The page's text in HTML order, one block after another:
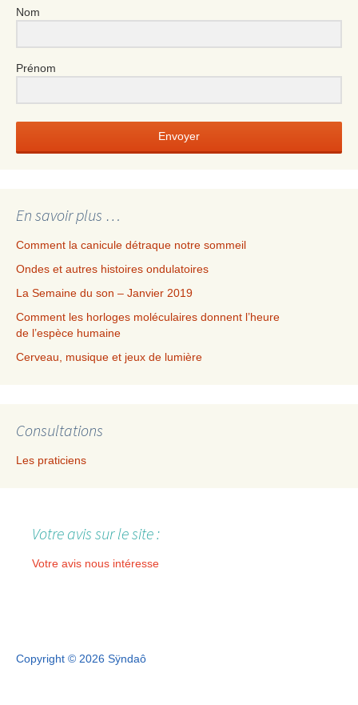
Nom
Prénom
Envoyer
En savoir plus …
Comment la canicule détraque notre sommeil
Ondes et autres histoires ondulatoires
La Semaine du son – Janvier 2019
Comment les horloges moléculaires donnent l’heure
de l’espèce humaine
Cerveau, musique et jeux de lumière
Consultations
Les praticiens
Votre avis sur le site :
Votre avis nous intéresse
Copyright © 2026 Sÿndaô